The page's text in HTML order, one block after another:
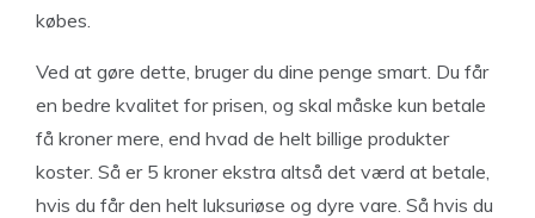
købes.
Ved at gøre dette, bruger du dine penge smart. Du får
en bedre kvalitet for prisen, og skal måske kun betale
få kroner mere, end hvad de helt billige produkter
koster. Så er 5 kroner ekstra altså det værd at betale,
hvis du får den helt luksuriøse og dyre vare. Så hvis du